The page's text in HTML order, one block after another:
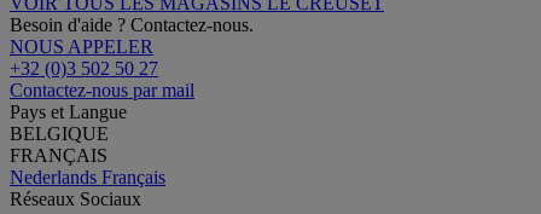
Besoin d'aide ? Contactez-nous.
NOUS APPELER
+32 (0)3 502 50 27
Contactez-nous par mail
Pays et Langue
BELGIQUE
FRANÇAIS
Nederlands Français
Réseaux Sociaux